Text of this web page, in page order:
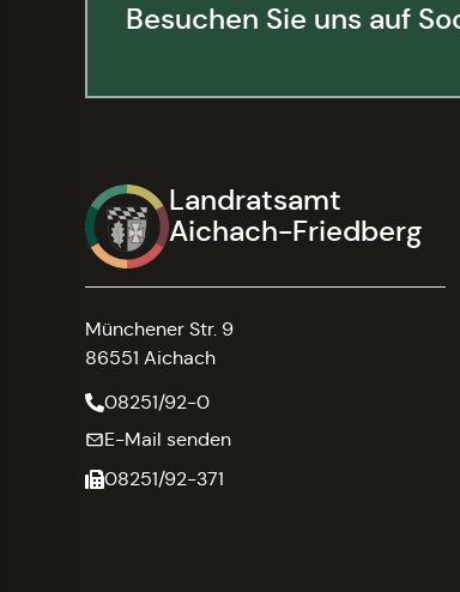
Besuchen Sie uns auf
Landratsamt
Aichach-Friedberg
Münchener Str. 9
86551 Aichach
08251/92-0
E-Mail senden
08251/92-371